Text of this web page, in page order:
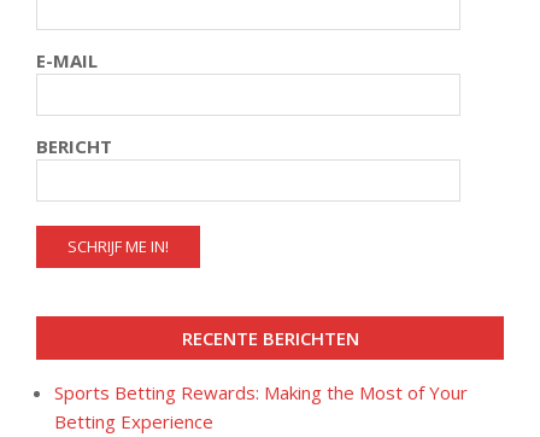
E-MAIL
BERICHT
RECENTE BERICHTEN
Sports Betting Rewards: Making the Most of Your
Betting Experience